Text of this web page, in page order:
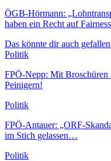
ÖGB-Hörmann:
haben ein Recht auf
Das könnte dir auch gefallen
Politik
FPÖ-Nepp: Mit Broschüren
Peinigern!
Politik
FPÖ-Antauer: „ORF-
im Stich gelassen…
Politik